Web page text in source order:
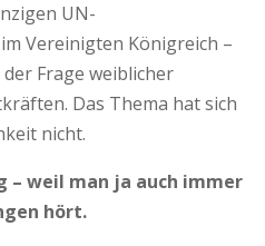
UN-
Vereinigten Königreich –
Frage weiblicher
Das Thema hat sich
nicht.
– weil man ja auch immer
hört.